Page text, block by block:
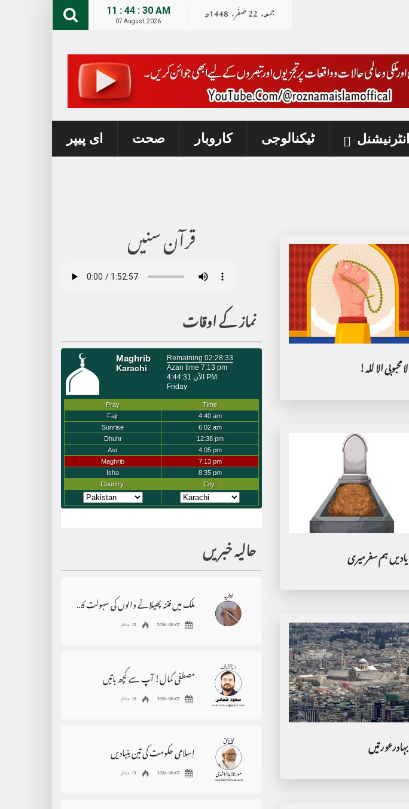
11 : 44 : 31 AM
07 August, 2026 جمعہ،22صــَــفــَــر،1448ھ
انٹرنیشنل ٹیکنالوجی کاروبار صحت ای پیپر
قرآن سنیں
نماز کے اوقات
حالیہ خبریں
ملک میں فتنہ پھیلانے والوں کی سہولت کاری نہ کی جائے
2026-08-07 13 مناظر
مصطفی کمال! آپ سے کچھ باتیں
2026-08-07 12 مناظر
اِسلامی حکومت کی تین بنیادیں
2026-08-07 13 مناظر
لا محبوبی الا للہ!
یادیں ہم سفرمیری
بہادرعورتیں